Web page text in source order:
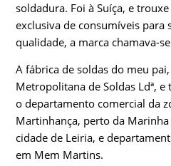
soldadura. Foi à Suíça, e
exclusiva de consumíveis para
qualidade, a marca chamava-se
A fábrica de soldas do meu
Metropolitana de Soldas Ldª,
o departamento comercial da
Martinhança, perto da
cidade de Leiria, e
em Mem Martins.